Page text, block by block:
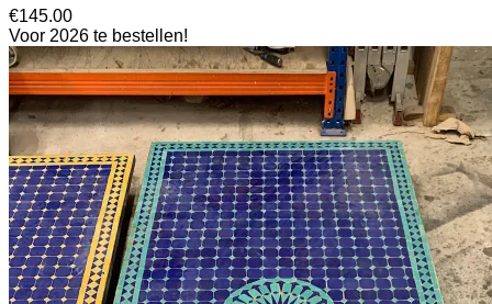
€145.00
Voor 2026 te bestellen!